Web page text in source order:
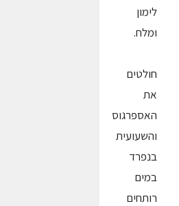
לימון
ומלח.
חולטים
את
האספרגוס
והשעועית
בנפרד
במים
רותחים